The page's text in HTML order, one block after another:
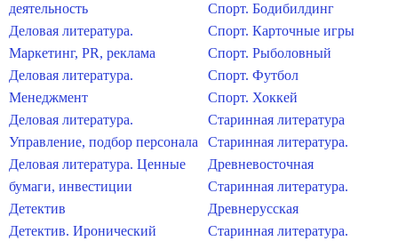
деятельность
Деловая литература.
Маркетинг, PR, реклама
Деловая литература.
Менеджмент
Деловая литература.
Управление, подбор персонала
Деловая литература. Ценные
бумаги, инвестиции
Детектив
Детектив. Иронический
Спорт. Бодибилдинг
Спорт. Карточные игры
Спорт. Рыболовный
Спорт. Футбол
Спорт. Хоккей
Старинная литература
Старинная литература.
Древневосточная
Старинная литература.
Древнерусская
Старинная литература.